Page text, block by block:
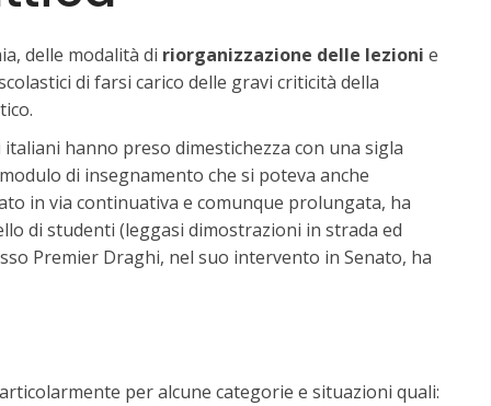
delle modalità di riorganizzazione delle lezioni e
di farsi carico delle gravi criticità della
hanno preso dimestichezza con una sigla
di insegnamento che si poteva anche
in via continuativa e comunque prolungata, ha
di studenti (leggasi dimostrazioni in strada ed
Premier Draghi, nel suo intervento in Senato, ha
per alcune categorie e situazioni quali: